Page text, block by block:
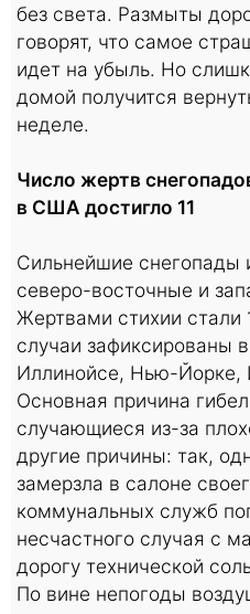
без света. Размыты
говорят, что самое
идет на убыль. Но
домой получится
неделе.
Число жертв
в США достигло 11
Сильнейшие снегопады
северо-восточные и
Жертвами стихии стали
случаи зафиксированы
Иллинойсе, Нью-Йорке,
Основная причина
случающиеся из-за
другие причины: так,
замерзла в салоне
коммунальных служб
несчастного случая с
дорогу технической
По вине непогоды